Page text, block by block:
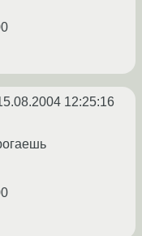
12:25:16